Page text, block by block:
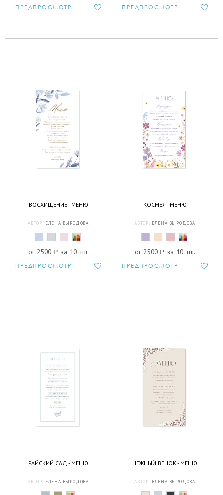
ПРЕДПРОСМОТР ПРЕДПРОСМОТР
ВОСХИЩЕНИЕ - МЕНЮ
АВТОР: ЕЛЕНА ВЫРОДОВА
от 2500 a за 10 шт.
ПРЕДПРОСМОТР
КОСМЕЯ - МЕНЮ
АВТОР: ЕЛЕНА ВЫРОДОВА
от 2500 a за 10 шт.
ПРЕДПРОСМОТР
РАЙСКИЙ САД - МЕНЮ
АВТОР: ЕЛЕНА ВЫРОДОВА
НЕЖНЫЙ ВЕНОК - МЕНЮ
АВТОР: ЕЛЕНА ВЫРОДОВА